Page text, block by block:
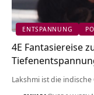
ENTSPANNUNG
4E Fantasiereise
Lakshmi ist die